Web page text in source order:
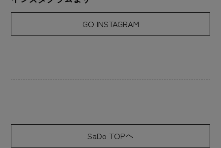
GO INSTAGRAM
SaDo TOPへ